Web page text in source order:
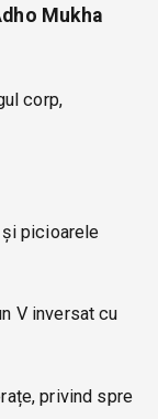
Mukha
corp,
picioarele
V inversat cu
privind spre